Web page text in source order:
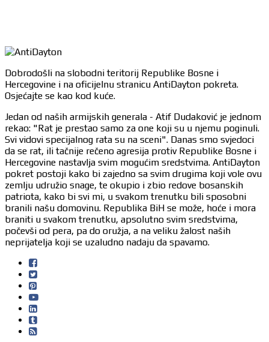
Dobrodošli na slobodni teritorij Republike Bosne i
Hercegovine i na oficijelnu stranicu AntiDayton pokreta.
Osjećajte se kao kod kuće.
Jedan od naših armijskih generala - Atif Dudaković je jednom
rekao: "Rat je prestao samo za one koji su u njemu poginuli.
Svi vidovi specijalnog rata su na sceni". Danas smo svjedoci
da se rat, ili tačnije rečeno agresija protiv Republike Bosne i
Hercegovine nastavlja svim mogućim sredstvima. AntiDayton
pokret postoji kako bi zajedno sa svim drugima koji vole ovu
zemlju udružio snage, te okupio i zbio redove bosanskih
patriota, kako bi svi mi, u svakom trenutku bili sposobni
branili našu domovinu. Republika BiH se može, hoće i mora
braniti u svakom trenutku, apsolutno svim sredstvima,
počevši od pera, pa do oružja, a na veliku žalost naših
neprijatelja koji se uzaludno nadaju da spavamo.